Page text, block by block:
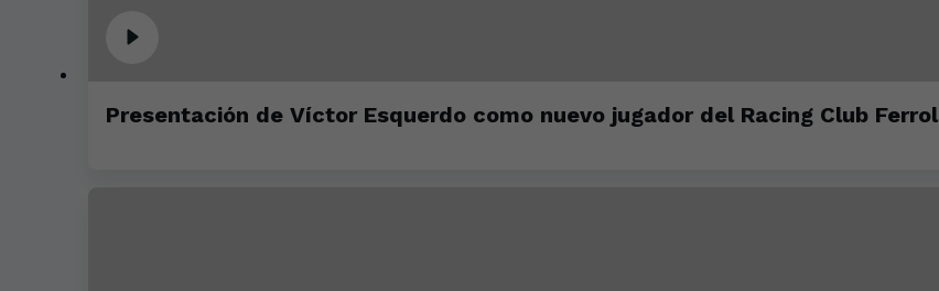
Presentación de Víctor Esquerdo como nuevo jugador del Racing Club Ferrol